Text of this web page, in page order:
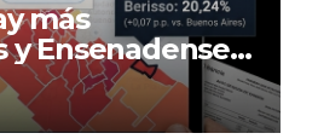
más
y Ensenadenses
incobrables